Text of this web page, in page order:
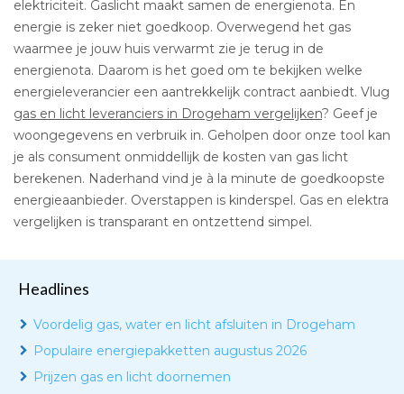
elektriciteit. Gaslicht maakt samen de energienota. En
energie is zeker niet goedkoop. Overwegend het gas
waarmee je jouw huis verwarmt zie je terug in de
energienota. Daarom is het goed om te bekijken welke
energieleverancier een aantrekkelijk contract aanbiedt. Vlug
gas en licht leveranciers in Drogeham vergelijken? Geef je
woongegevens en verbruik in. Geholpen door onze tool kan
je als consument onmiddellijk de kosten van gas licht
berekenen. Naderhand vind je à la minute de goedkoopste
energieaanbieder. Overstappen is kinderspel. Gas en elektra
vergelijken is transparant en ontzettend simpel.
Headlines
Voordelig gas, water en licht afsluiten in Drogeham
Populaire energiepakketten augustus 2026
Prijzen gas en licht doornemen